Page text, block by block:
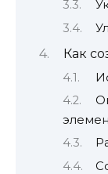
Как